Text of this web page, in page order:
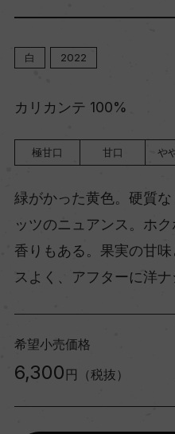
白 2022
カリカンテ 100%
極甘口 甘口 や
緑がかった黄色。硬質
ッツのニュアンス。ホ
香りもある。果実の甘
スよく、アフターに洋ナ
希望小売価格
6,300 円（税抜）